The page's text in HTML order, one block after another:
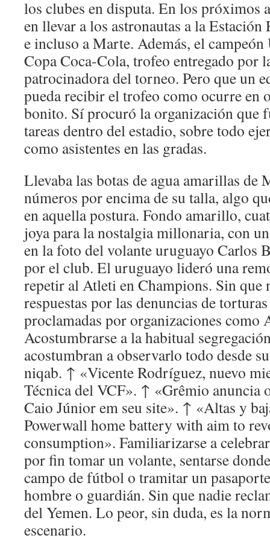
los clubes en disputa. En los próximos
en llevar a los astronautas a la
e incluso a Marte. Además, el
Copa Coca-Cola, trofeo entregado por
patrocinadora del torneo. Pero que un
pueda recibir el trofeo como ocurre en
bonito. Sí procuró la organización que
tareas dentro del estadio, sobre todo
como asistentes en las gradas.
Llevaba las botas de agua amarillas de
números por encima de su talla, algo
en aquella postura. Fondo amarillo,
joya para la nostalgia millonaria, con
en la foto del volante uruguayo Carlos
por el club. El uruguayo lideró una
repetir al Atleti en Champions. Sin que
respuestas por las denuncias de
proclamadas por organizaciones
Acostumbrarse a la habitual
acostumbran a observarlo todo desde
niqab. ↑ «Vicente Rodríguez, nuevo
Técnica del VCF». ↑ «Grêmio anuncia
Caio Júnior em seu site». ↑ «Altas y
Powerwall home battery with aim to
consumption». Familiarizarse a
por fin tomar un volante, sentarse
campo de fútbol o tramitar un
hombre o guardián. Sin que nadie
del Yemen. Lo peor, sin duda, es la
escenario.